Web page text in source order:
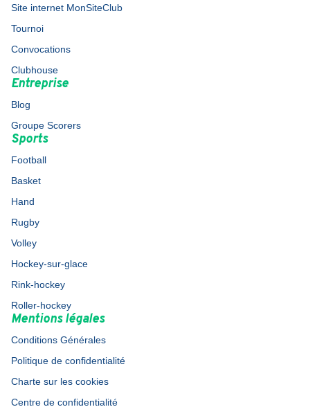
Site internet MonSiteClub
Tournoi
Convocations
Clubhouse
Entreprise
Blog
Groupe Scorers
Sports
Football
Basket
Hand
Rugby
Volley
Hockey-sur-glace
Rink-hockey
Roller-hockey
Mentions légales
Conditions Générales
Politique de confidentialité
Charte sur les cookies
Centre de confidentialité